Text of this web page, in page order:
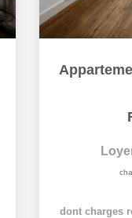
dont charges